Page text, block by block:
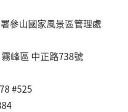
參山國家風景區管理處
峰區 中正路738號
#525